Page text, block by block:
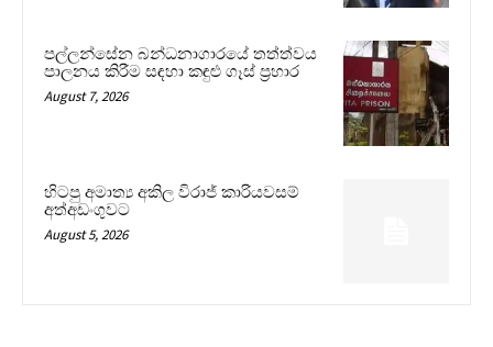
පල්ලන්සේන බන්ධනාගාරයේ තත්ත්වය
පාලනය කිරීම සඳහා කඳුළු ගෑස් ප්‍රහාර
August 7, 2026
හිටපු අමාත්‍ය අකිල විරාජ් කාරියවසම්
අත්අඩංගුවට
August 5, 2026